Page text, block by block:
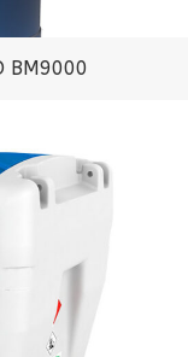
BM9000